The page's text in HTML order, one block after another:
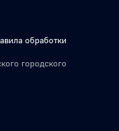
обработки
городского